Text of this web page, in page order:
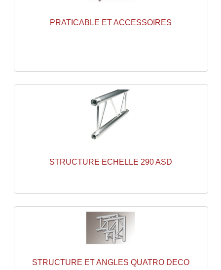
Angles Structure Triodéco
Angles Trio Steel Acier
Cercle Monotube
Cercle Struct Carrée 290
Crochets Et Accessoires
Embases Pour Structure
Grill Auto-Porté
PRATICABLE ET ACCESSOIRES
STRUCTURE ECHELLE 290 ASD
STRUCTURE ET ANGLES QUATRO DECO